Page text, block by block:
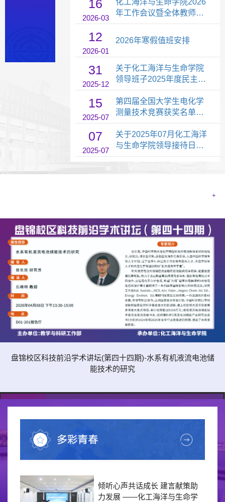
16
2026-03
化工海洋与生命学院2026
年工作会议暨全体教师大
会通知
12
2026-01
2026年寒假值班安排
31
2025-12
关于化工海洋与生命学院
领导班子2025年度民主生
活会征求意见的通知
15
2025-07
第四届全国大学生电化学
测量技术竞赛获奖名单公
示
07
2025-07
关于2025年07月化工海洋
与生命学院领导接待日安
排的通知
盘锦校区科技前沿学术讲坛(第四十四期)-水系有机液流电池储
能技术的研究
倾听心声共话成长 建言献策助
力发展 ——化工海洋与生命学